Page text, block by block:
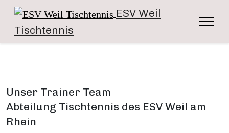
ESV Weil
Tischtennis
Unser Trainer Team
Abteilung Tischtennis des ESV Weil am
Rhein